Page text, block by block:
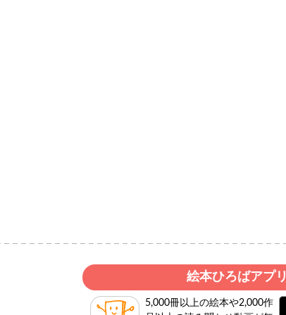
絵本ひろばアプリ
5,000冊以上の絵本や2,000作